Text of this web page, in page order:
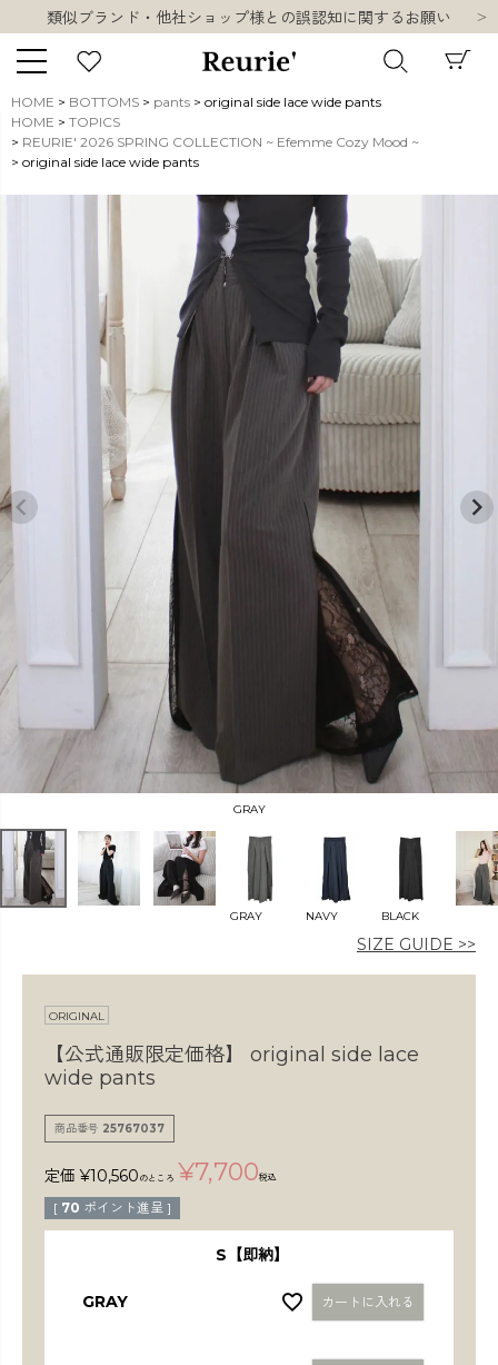
類似ブランド・他社ショップ様との誤認知に関するお願い
熊本県熊本地方を震源とする地震の影響について
お盆期間中の営業・配送に関して
類似ブランド・他社ショップ様との誤認知に関するお願い
10,000円以上ご購入で送料無料
キーワード
新着 SALE
ORIGINAL
価格
〜
在庫なし商品
表示する
表示しない
HOME BOTTOMS pants
original side lace wide pants
HOME
TOPICS
REURIE' 2026 SPRING COLLECTION ~ Efemme Cozy Mood ~
original side lace wide pants
GRAY
GRAY NAVY BLACK
SIZE GUIDE >>
ORIGINAL
【公式通販限定価格】
original side lace
wide pants
商品番号 25767037
定価 ¥10,560 のところ ¥7,700税込
[ 70 ポイント進呈 ]
S【即納】
GRAY カートに入れる